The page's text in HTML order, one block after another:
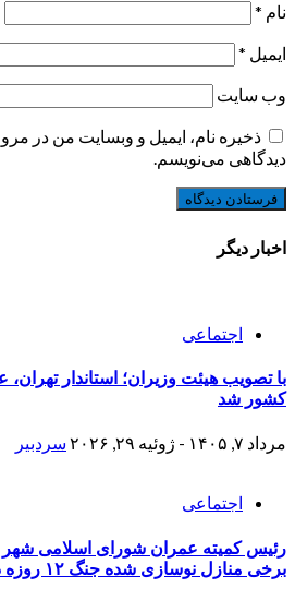
نام *
ایمیل *
وب‌ سایت
ذخیره نام، ایمیل و وبسایت من در
دیدگاهی می‌نویسم.
اخبار دیگر
اجتماعی
با تصویب هیئت وزیران؛ استاندار تهران،
کشور شد
مرداد ۷, ۱۴۰۵ - ژوئیه ۲۹, ۲۰۲۶ سردبیر
اجتماعی
رئیس کمیته عمران شورای اسلامی شهر
برخی منازل نوسازی شده جنگ ۱۲ روزه در تهران تا پایان سال